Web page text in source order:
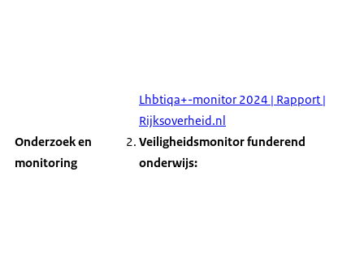
Onderzoek en
monitoring
Lhbtiqa+-monitor 2024 | Rapport |
Rijksoverheid.nl
Veiligheidsmonitor funderend
onderwijs: